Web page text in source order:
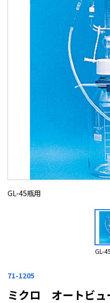
GL-45瓶用
GL-
71-1205
ミクロ オートビ